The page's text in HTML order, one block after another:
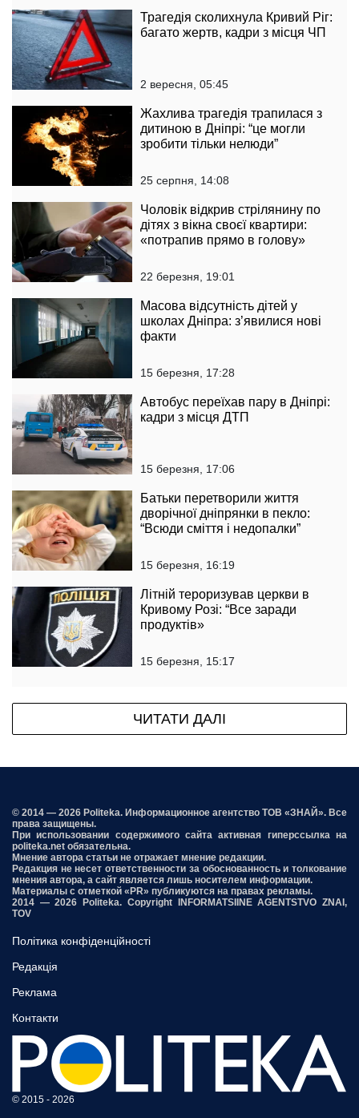
Трагедія сколихнула Кривий Ріг:
багато жертв, кадри з місця ЧП
2 вересня, 05:45
Жахлива трагедія трапилася з
дитиною в Дніпрі: “це могли
зробити тільки нелюди”
25 серпня, 14:08
Чоловік відкрив стрілянину по
дітях з вікна своєї квартири:
«потрапив прямо в голову»
22 березня, 19:01
Масова відсутність дітей у
школах Дніпра: з’явилися нові
факти
15 березня, 17:28
Автобус переїхав пару в Дніпрі:
кадри з місця ДТП
15 березня, 17:06
Батьки перетворили життя
дворічної дніпрянки в пекло:
“Всюди сміття і недопалки”
15 березня, 16:19
Літній тероризував церкви в
Кривому Розі: “Все заради
продуктів»
15 березня, 15:17
ЧИТАТИ ДАЛІ
© 2014 — 2026 Politeka. Информационное агентство ТОВ «ЗНАЙ». Все
права защищены.
При использовании содержимого сайта активная гиперссылка на
politeka.net обязательна.
Мнение автора статьи не отражает мнение редакции.
Редакция не несет ответственности за обоснованность и толкование
мнения автора, а сайт является лишь носителем информации.
Материалы с отметкой «PR» публикуются на правах рекламы.
2014 — 2026 Politeka. Copyright INFORMATSIINE AGENTSTVO ZNAI,
TOV
Політика конфіденційності
Редакція
Реклама
Контакти
© 2015 - 2026